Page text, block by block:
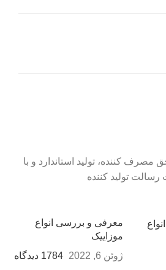
مصرف کننده، تولید استاندارد و با
رسالت تولید کننده
معرفی و بررسی انواع
موزاییک
ژوئن 6, 2022
1784 دیدگاه